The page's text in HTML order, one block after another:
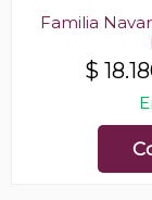
Familia
$